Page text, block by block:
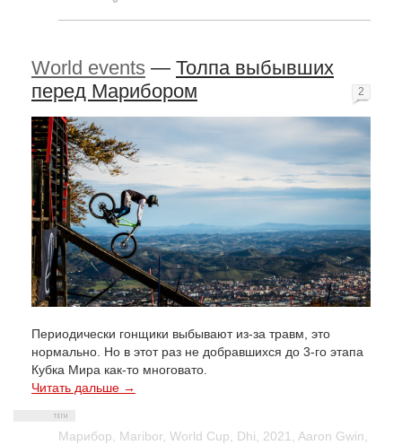
World events — Толпа выбывших
перед Марибором
Периодически гонщики выбывают из-за травм, это
нормально. Но в этот раз не добравшихся до 3-го этапа
Кубка Мира как-то многовато.
Читать дальше →
Марибор, Maribor, World Cup, Dhi, 2021, Aaron Gwin,
2